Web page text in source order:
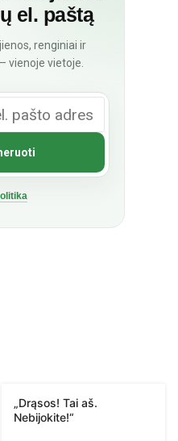
el. paštą
renginiai ir
vienoje vietoje.
„Drąsos! Tai aš.
Nebijokite!“